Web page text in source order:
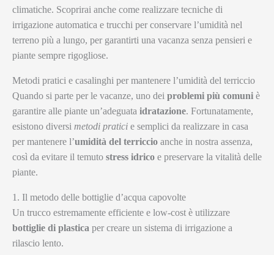
climatiche. Scoprirai anche come realizzare tecniche di
irrigazione automatica e trucchi per conservare l’umidità nel
terreno più a lungo, per garantirti una vacanza senza pensieri e
piante sempre rigogliose.
Metodi pratici e casalinghi per mantenere l’umidità del terriccio
Quando si parte per le vacanze, uno dei problemi più comuni è
garantire alle piante un’adeguata idratazione. Fortunatamente,
esistono diversi metodi pratici e semplici da realizzare in casa
per mantenere l’umidità del terriccio anche in nostra assenza,
così da evitare il temuto stress idrico e preservare la vitalità delle
piante.
1. Il metodo delle bottiglie d’acqua capovolte
Un trucco estremamente efficiente e low-cost è utilizzare
bottiglie di plastica per creare un sistema di irrigazione a
rilascio lento.